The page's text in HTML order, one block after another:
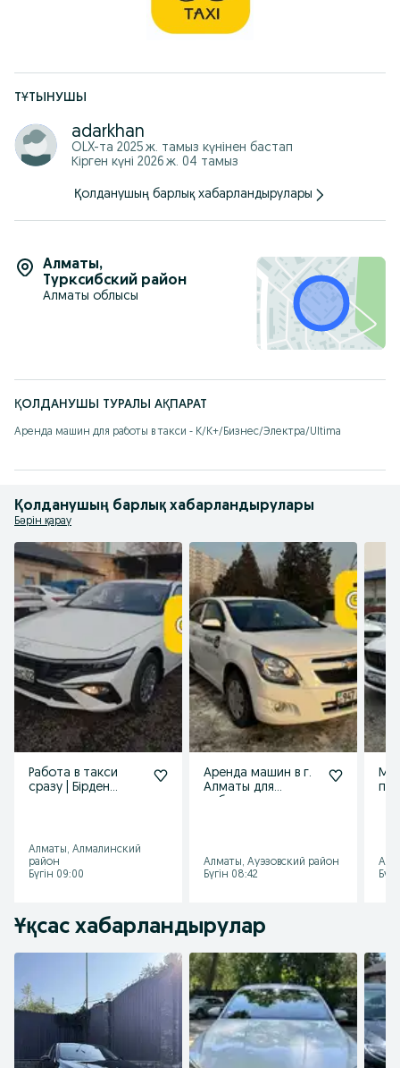
ТҰТЫНУШЫ
adarkhan
OLX-та 2025 ж. тамыз күнінен бастап
Кірген күні 2026 ж. 04 тамыз
Қолданушың барлық хабарландырулары
Алматы,
Турксибский район
Алматы облысы
ҚОЛДАНУШЫ ТУРАЛЫ АҚПАРАТ
Аренда машин для работы в такси - К/К+/Бизнес/Электра/Ultima
Қолданушың барлық хабарландырулары
Бәрін қарау
Работа в такси
сразу | Бірден
Алматы, Алмалинский
район
Бүгін 09:00
Аренда машин в г.
Алматы для
Алматы, Ауэзовский район
Бүгін 08:42
по
Ұқсас хабарландырулар